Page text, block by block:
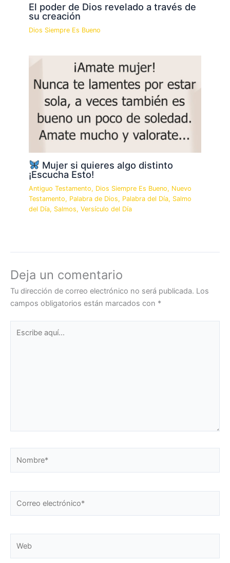
El poder de Dios revelado a través de
su creación
Dios Siempre Es Bueno
Mujer si quieres algo distinto
¡Escucha Esto!
Antiguo Testamento, Dios Siempre Es Bueno, Nuevo
Testamento, Palabra de Dios, Palabra del Día, Salmo
del Día, Salmos,Versículo del Día
Deja un comentario
Tu dirección de correo electrónico no será publicada. Los
campos obligatorios están marcados con *
electrónico*